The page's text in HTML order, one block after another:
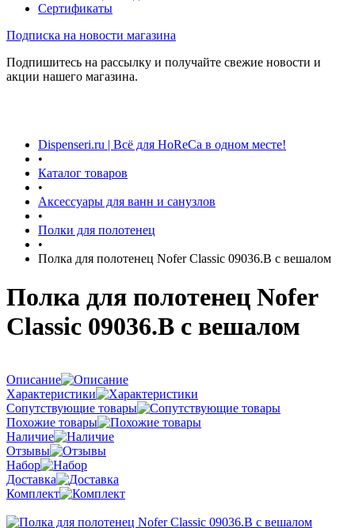
Сертификаты
Подписка на новости магазина
Подпишитесь на рассылку и получайте свежие новости и
акции нашего магазина.
Dispenseri.ru | Всё для HoReCa в одном месте!
•
Каталог товаров
•
Аксессуары для ванн и санузлов
•
Полки для полотенец
•
Полка для полотенец Nofer Classic 09036.B с вешалом
Полка для полотенец Nofer
Classic 09036.B с вешалом
Описание
Характеристики
Сопутствующие товары
Похожие товары
Наличие
Отзывы
Набор
Доставка
Комплект